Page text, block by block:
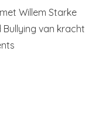
Willem Starke
Bullying van kracht